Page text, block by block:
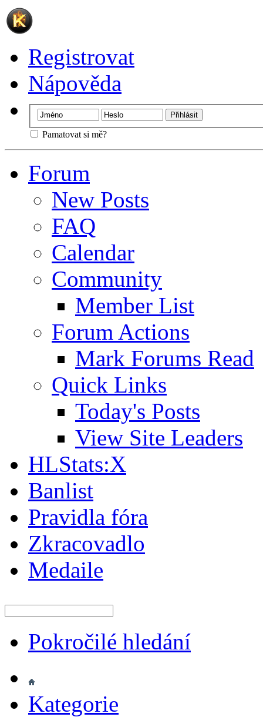
Registrovat
Nápověda
Pamatovat si mě?
Forum
New Posts
FAQ
Calendar
Community
Member List
Forum Actions
Mark Forums Read
Quick Links
Today's Posts
View Site Leaders
HLStats:X
Banlist
Pravidla fóra
Zkracovadlo
Medaile
Pokročilé hledání
Kategorie